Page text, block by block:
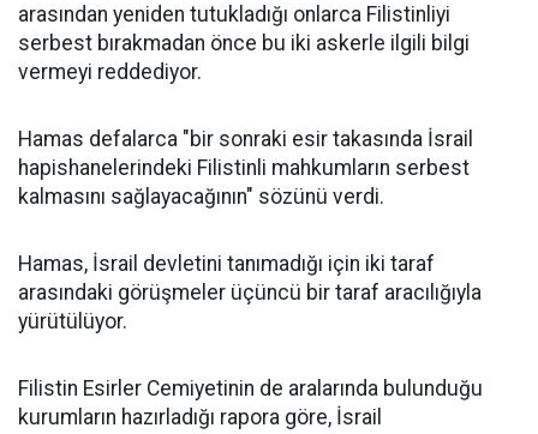
arasından yeniden tutukladığı onlarca Filistinliyi
serbest bırakmadan önce bu iki askerle ilgili bilgi
vermeyi reddediyor.
Hamas defalarca "bir sonraki esir takasında İsrail
hapishanelerindeki Filistinli mahkumların serbest
kalmasını sağlayacağının" sözünü verdi.
Hamas, İsrail devletini tanımadığı için iki taraf
arasındaki görüşmeler üçüncü bir taraf aracılığıyla
yürütülüyor.
Filistin Esirler Cemiyetinin de aralarında bulunduğu
kurumların hazırladığı rapora göre, İsrail